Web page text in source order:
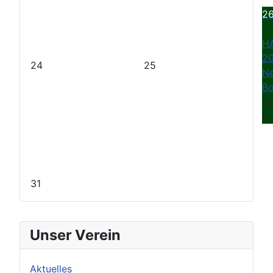
Unser Verein
Aktuelles
24 25
31